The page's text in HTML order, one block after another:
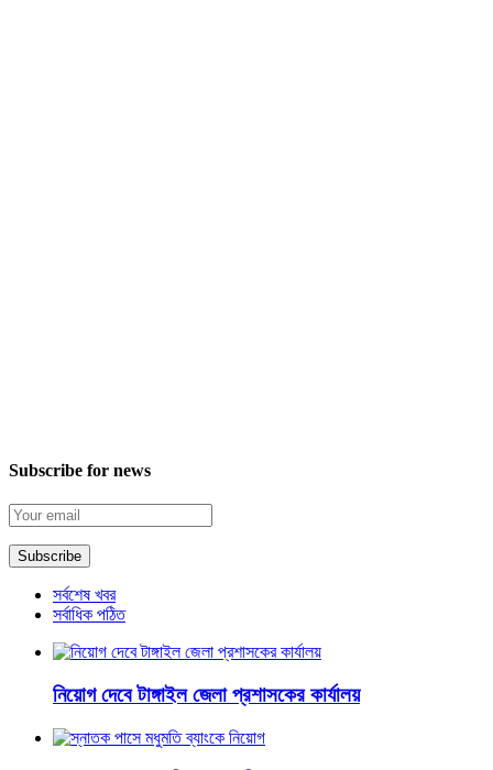
Subscribe for news
সর্বশেষ খবর
সর্বাধিক পঠিত
নিয়োগ দেবে টাঙ্গাইল জেলা প্রশাসকের কার্যালয়